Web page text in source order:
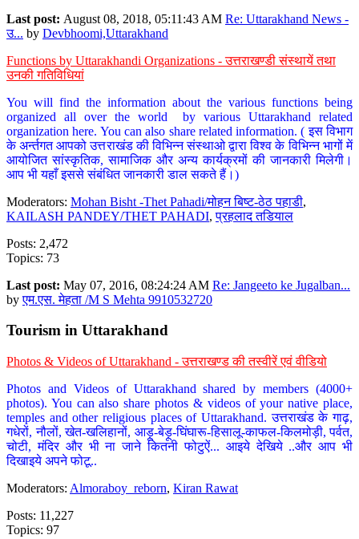
Last post: August 08, 2018, 05:11:43 AM Re: Uttarakhand News -
उ... by Devbhoomi,Uttarakhand
Functions by Uttarakhandi Organizations - उत्तराखण्डी संस्थायें तथा
उनकी गतिविधियां
You will find the information about the various functions being
organized all over the world by various Uttarakhand related
organization here. You can also share related information. ( इस विभाग
के अर्न्तगत आपको उत्तराखंड की विभिन्न संस्थाओ द्वारा विश्व के विभिन्न भागों में
आयोजित सांस्कृतिक, सामाजिक और अन्य कार्यक्रमों की जानकारी मिलेगी।
आप भी यहाँ इससे संबंधित जानकारी डाल सकते हैं।)
Moderators: Mohan Bisht -Thet Pahadi/मोहन बिष्ट-ठेठ पहाडी,
KAILASH PANDEY/THET PAHADI,प्रहलाद तडियाल
Posts: 2,472
Topics: 73
Last post: May 07, 2016, 08:24:24 AM Re: Jangeeto ke Jugalban...
byएम.एस. मेहता /M S Mehta 9910532720
Tourism in Uttarakhand
Photos & Videos of Uttarakhand - उत्तराखण्ड की तस्वीरें एवं वीडियो
Photos and Videos of Uttarakhand shared by members (4000+
photos). You can also share photos & videos of your native place,
temples and other religious places of Uttarakhand. उत्तराखंड के गाढ़,
गधेरों, नौलों, खेत-खलिहानों, आड़ू-बेड़ू-घिंघारू-हिसालू-काफल-किलमोड़ी, पर्वत,
चोटी, मंदिर और भी ना जाने कितनी फोटुऐं... आइये देखिये ..और आप भी
दिखाइये अपने फोटू..
Moderators: Almoraboy_reborn, Kiran Rawat
Posts: 11,227
Topics: 97